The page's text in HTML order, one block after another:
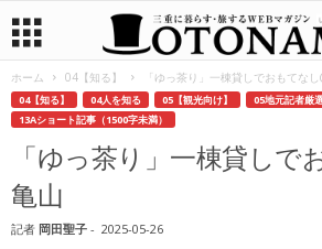
ホーム 04【知る】 「ゆっ茶り」一棟貸しでおもてなし
04【知る】 04人を知る 05【観光向け】
05地元記者厳
13Aショート記事（1500字未満）
「ゆっ茶り」一棟貸しで
亀山
記者 岡田聖子 - 2025-05-26